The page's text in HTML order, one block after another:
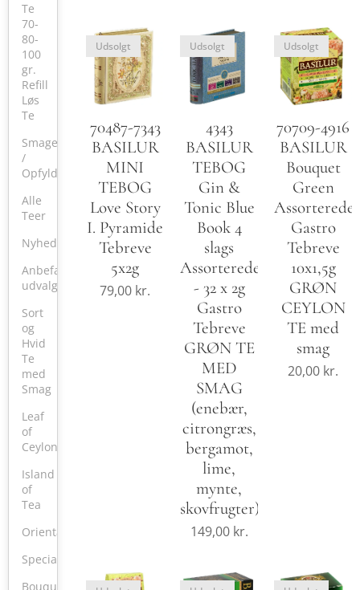
Te
70-
80-
100
gr.
Refill
Løs
Te
Smagekasser
/
Opfyldning
Alle
Teer
Nyheder
Anbefalet
udvalg
Sort
og
Hvid
Te
med
Smag
Leaf
of
Ceylon
Island
of
Tea
Oriental
Specialty
Bouquet
70487-7343
BASILUR
MINI
TEBOG
Love Story
I. Pyramide
Tebreve
5x2g
Udsolgt
79,00 kr.
4343
BASILUR
TEBOG
Gin &
Tonic Blue
Book 4
slags
Assorterede
- 32 x 2g
Gastro
Tebreve
GRØN TE
MED
SMAG
(enebær,
citrongræs,
bergamot,
lime,
mynte,
skovfrugter)
Udsolgt
149,00kr.
70709-4916
BASILUR
Bouquet
Green
Assorterede
Gastro
Tebreve
10x1,5g
GRØN
CEYLON
TE med
smag
Udsolgt
20,00 kr.